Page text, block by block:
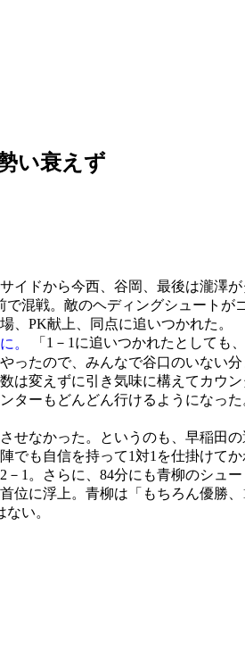
い衰えず
イドから今西、谷岡、最後は瀧
混戦。敵のヘディングシュート
、PK献上、同点に追いつかれた。
「1－1に追いつかれたとしても
ったので、みんなで谷口のいない
は変えずに引き気味に構えてカウ
ターもどんどん行けるようになっ
せなかった。というのも、早稲田
でも自信を持って1対1を仕掛けて
1。さらに、84分にも青柳のシュ
位に浮上。青柳は「もちろん優勝
い。